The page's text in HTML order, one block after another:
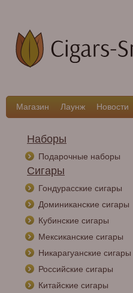
Магазин Лаунж Новости
Наборы
Подарочные наборы
Сигары
Гондурасские сигары
Доминиканские сигары
Кубинские сигары
Мексиканские сигары
Никарагуанские сигары
Российские сигары
Китайские сигары